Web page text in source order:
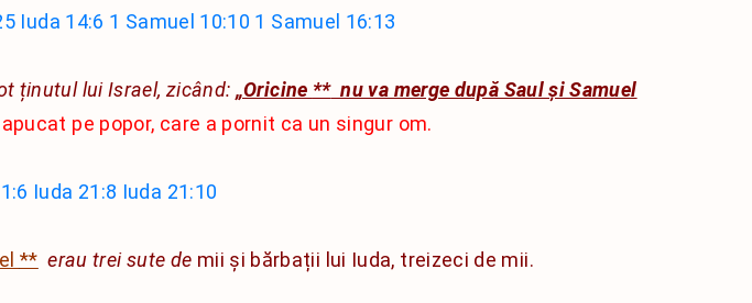
Iuda 14:6 1 Samuel 10:10 1 Samuel 16:13
ținutul lui Israel, zicând: „Oricine **nu va merge după Saul și Samuel
pe popor, care a pornit ca un singur om.
Iuda 21:8 Iuda 21:10
** erau trei sute de mii și bărbații lui Iuda, treizeci de mii.